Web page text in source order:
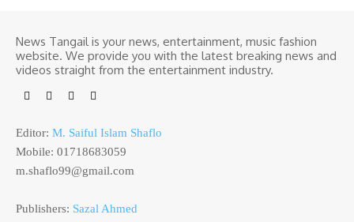
News Tangail is your news, entertainment, music fashion
website. We provide you with the latest breaking news and
videos straight from the entertainment industry.
Editor: M. Saiful Islam Shaflo
Mobile: 01718683059
m.shaflo99@gmail.com
Publishers: Sazal Ahmed